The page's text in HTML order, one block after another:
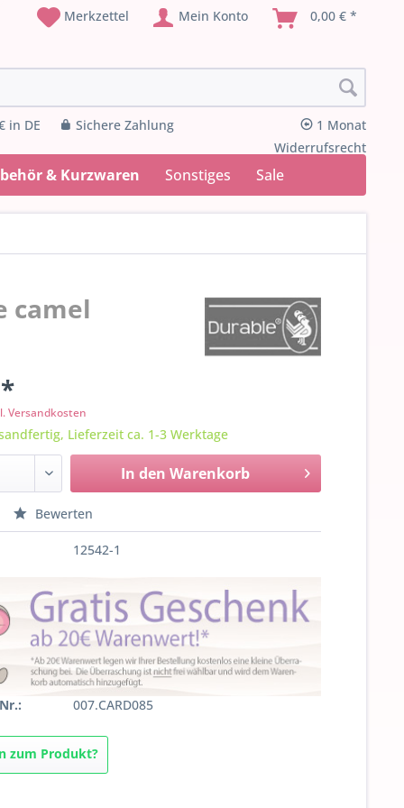
Merkzettel Mein Konto 0,00 € *
in DE Sichere Zahlung
1 Monat
Widerrufsrecht
& Kurzwaren Sonstiges Sale
camel
Versandkosten
Lieferzeit ca. 1-3 Werktage
In den Warenkorb
Bewerten
12542-1
007.CARD085
zum Produkt?